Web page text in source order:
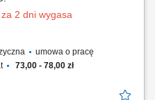
za 2 dni wygasa
umowa o pracę
73,00 - 78,00 zł